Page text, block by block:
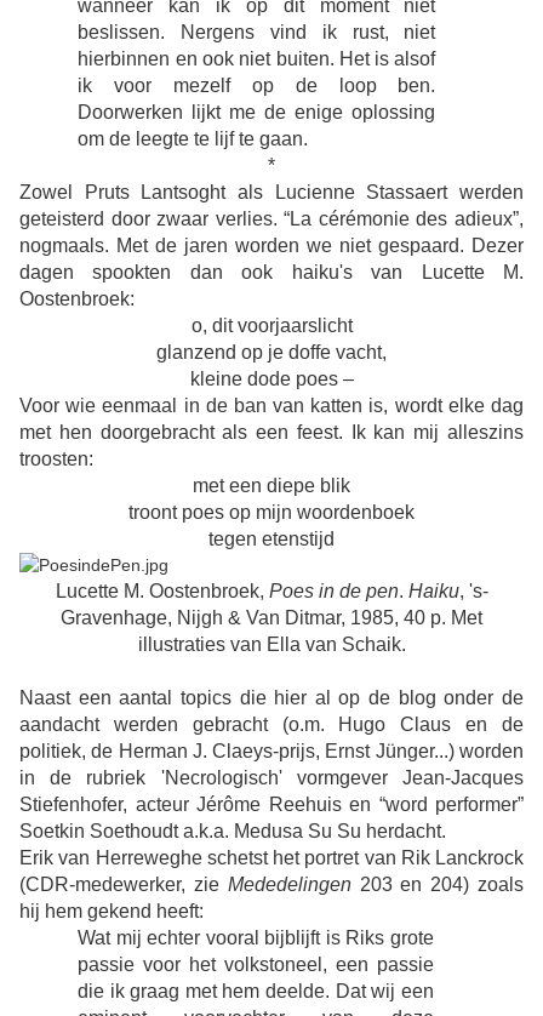
wanneer kan ik op dit moment niet
beslissen. Nergens vind ik rust, niet
hierbinnen en ook niet buiten. Het is alsof
ik voor mezelf op de loop ben.
Doorwerken lijkt me de enige oplossing
om de leegte te lijf te gaan.
*
Zowel Pruts Lantsoght als Lucienne Stassaert werden
geteisterd door zwaar verlies. “La cérémonie des adieux”,
nogmaals. Met de jaren worden we niet gespaard. Dezer
dagen spookten dan ook haiku's van Lucette M.
Oostenbroek:
o, dit voorjaarslicht
glanzend op je doffe vacht,
kleine dode poes –
Voor wie eenmaal in de ban van katten is, wordt elke dag
met hen doorgebracht als een feest. Ik kan mij alleszins
troosten:
met een diepe blik
troont poes op mijn woordenboek
tegen etenstijd
Lucette M. Oostenbroek, Poes in de pen. Haiku, 's-
Gravenhage, Nijgh & Van Ditmar, 1985, 40 p. Met
illustraties van Ella van Schaik.
Naast een aantal topics die hier al op de blog onder de
aandacht werden gebracht (o.m. Hugo Claus en de
politiek, de Herman J. Claeys-prijs, Ernst Jünger...) worden
in de rubriek 'Necrologisch' vormgever Jean-Jacques
Stiefenhofer, acteur Jérôme Reehuis en “word performer”
Soetkin Soethoudt a.k.a. Medusa Su Su herdacht.
Erik van Herreweghe schetst het portret van Rik Lanckrock
(CDR-medewerker, zie Mededelingen203 en 204) zoals
hij hem gekend heeft:
Wat mij echter vooral bijblijft is Riks grote
passie voor het volkstoneel, een passie
die ik graag met hem deelde. Dat wij een